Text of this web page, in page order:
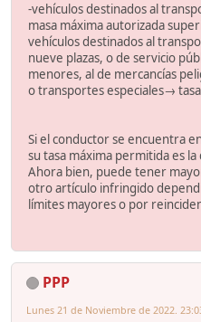
-vehículos destinados al
masa máxima autorizada
vehículos destinados al
nueve plazas, o de servicio
menores, al de mercancías
o transportes especiales→
Si el conductor se encuentra
su tasa máxima permitida es
Ahora bien, puede tener
otro artículo infringido
límites mayores o por
PPP
Lunes 21 de Noviembre de 2022.